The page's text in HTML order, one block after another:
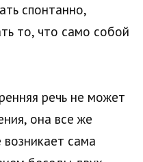
спонтанно,
то, что само собой
речь не может
она все же
сама